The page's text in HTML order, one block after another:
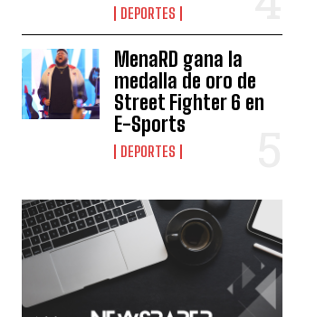
DEPORTES
MenaRD gana la
medalla de oro de
Street Fighter 6 en
E-Sports
DEPORTES